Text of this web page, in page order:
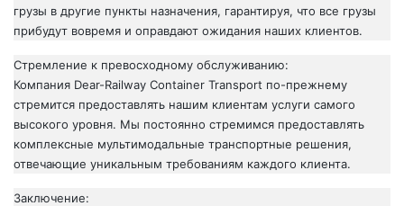
грузы в другие пункты назначения, гарантируя, что все грузы
прибудут вовремя и оправдают ожидания наших клиентов.
Стремление к превосходному обслуживанию:
Компания Dear-Railway Container Transport по-прежнему
стремится предоставлять нашим клиентам услуги самого
высокого уровня. Мы постоянно стремимся предоставлять
комплексные мультимодальные транспортные решения,
отвечающие уникальным требованиям каждого клиента.
Заключение: